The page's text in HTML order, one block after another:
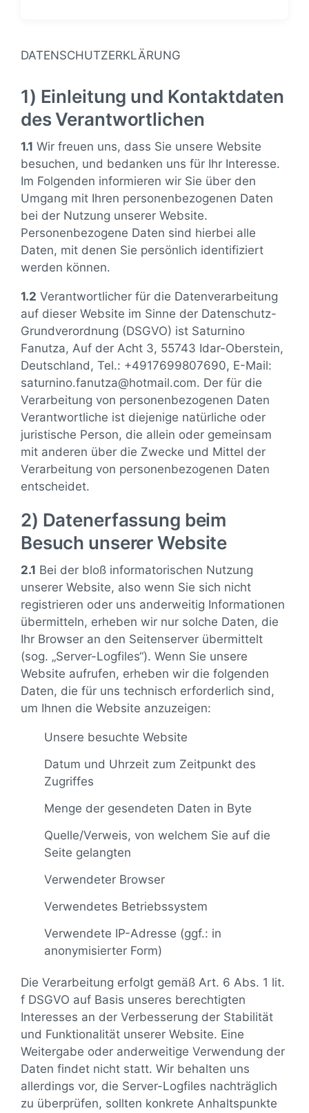
DATENSCHUTZERKLÄRUNG
1) Einleitung und Kontaktdaten
des Verantwortlichen
1.1 Wir freuen uns, dass Sie unsere Website
besuchen, und bedanken uns für Ihr Interesse.
Im Folgenden informieren wir Sie über den
Umgang mit Ihren personenbezogenen Daten
bei der Nutzung unserer Website.
Personenbezogene Daten sind hierbei alle
Daten, mit denen Sie persönlich identifiziert
werden können.
1.2 Verantwortlicher für die Datenverarbeitung
auf dieser Website im Sinne der Datenschutz-
Grundverordnung (DSGVO) ist Saturnino
Fanutza, Auf der Acht 3, 55743 Idar-Oberstein,
Deutschland, Tel.: +4917699807690, E-Mail:
saturnino.fanutza@hotmail.com. Der für die
Verarbeitung von personenbezogenen Daten
Verantwortliche ist diejenige natürliche oder
juristische Person, die allein oder gemeinsam
mit anderen über die Zwecke und Mittel der
Verarbeitung von personenbezogenen Daten
entscheidet.
2) Datenerfassung beim
Besuch unserer Website
2.1 Bei der bloß informatorischen Nutzung
unserer Website, also wenn Sie sich nicht
registrieren oder uns anderweitig Informationen
übermitteln, erheben wir nur solche Daten, die
Ihr Browser an den Seitenserver übermittelt
(sog. „Server-Logfiles“). Wenn Sie unsere
Website aufrufen, erheben wir die folgenden
Daten, die für uns technisch erforderlich sind,
um Ihnen die Website anzuzeigen:
Unsere besuchte Website
Datum und Uhrzeit zum Zeitpunkt des
Zugriffes
Menge der gesendeten Daten in Byte
Quelle/Verweis, von welchem Sie auf die
Seite gelangten
Verwendeter Browser
Verwendetes Betriebssystem
Verwendete IP-Adresse (ggf.: in
anonymisierter Form)
Die Verarbeitung erfolgt gemäß Art. 6 Abs. 1 lit.
f DSGVO auf Basis unseres berechtigten
Interesses an der Verbesserung der Stabilität
und Funktionalität unserer Website. Eine
Weitergabe oder anderweitige Verwendung der
Daten findet nicht statt. Wir behalten uns
allerdings vor, die Server-Logfiles nachträglich
zu überprüfen, sollten konkrete Anhaltspunkte